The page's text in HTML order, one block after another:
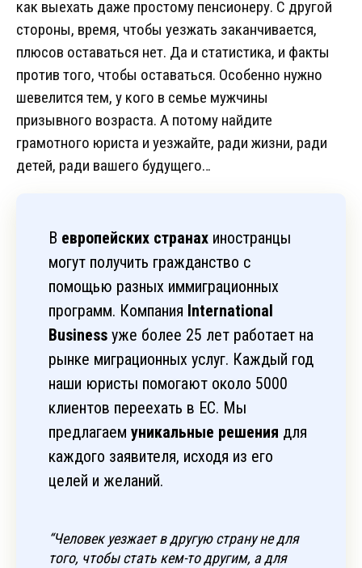
как выехать даже простому пенсионеру. С другой
стороны, время, чтобы уезжать заканчивается,
плюсов оставаться нет. Да и статистика, и факты
против того, чтобы оставаться. Особенно нужно
шевелится тем, у кого в семье мужчины
призывного возраста. А потому найдите
грамотного юриста и уезжайте, ради жизни, ради
детей, ради вашего будущего…
В европейских странах иностранцы
могут получить гражданство с
помощью разных иммиграционных
программ. Компания International
Business уже более 25 лет работает на
рынке миграционных услуг. Каждый год
наши юристы помогают около 5000
клиентов переехать в ЕС. Мы
предлагаем уникальные решения для
каждого заявителя, исходя из его
целей и желаний.
“Человек уезжает в другую страну не для
того, чтобы стать кем-то другим, а для